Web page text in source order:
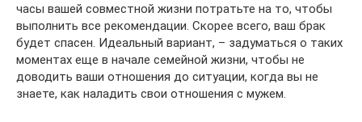
часы вашей совместной жизни потратьте на то, чтобы
выполнить все рекомендации. Скорее всего, ваш брак
будет спасен. Идеальный вариант, – задуматься о таких
моментах еще в начале семейной жизни, чтобы не
доводить ваши отношения до ситуации, когда вы не
знаете, как наладить свои отношения с мужем.